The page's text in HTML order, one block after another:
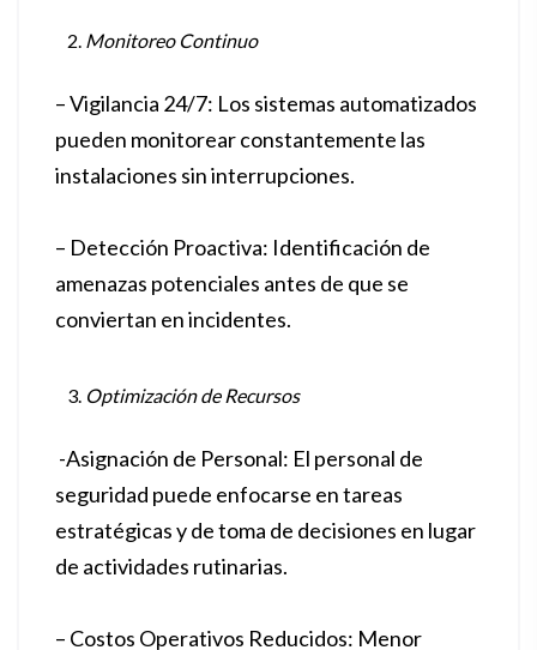
Monitoreo Continuo
– Vigilancia 24/7: Los sistemas automatizados
pueden monitorear constantemente las
instalaciones sin interrupciones.
– Detección Proactiva: Identificación de
amenazas potenciales antes de que se
conviertan en incidentes.
Optimización de Recursos
-Asignación de Personal: El personal de
seguridad puede enfocarse en tareas
estratégicas y de toma de decisiones en lugar
de actividades rutinarias.
– Costos Operativos Reducidos: Menor